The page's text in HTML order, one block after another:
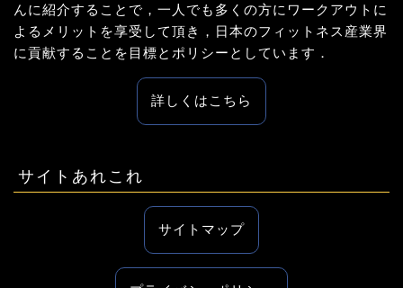
んに紹介することで，一人でも多くの方にワークアウトに
よるメリットを享受して頂き，日本のフィットネス産業界
に貢献することを目標とポリシーとしています．
詳しくはこちら
サイトあれこれ
サイトマップ